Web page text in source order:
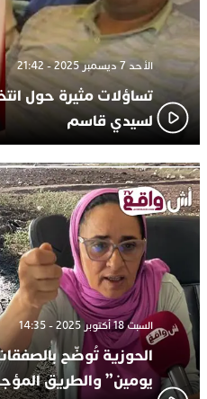
الأحد 7 ديسمبر 2025 - 21:42
تساؤلات مثيرة حول
لسيدي قاسم
السبت 18 أكتوبر 2025 - 14:35
الحوزية تُوضّح
يومين” والطريق